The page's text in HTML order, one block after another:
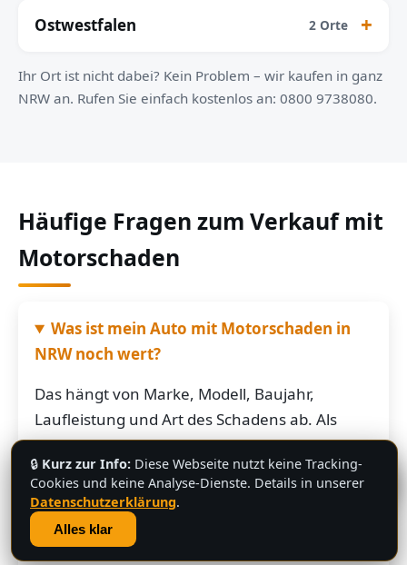
Ostwestfalen 2 Orte
Ihr Ort ist nicht dabei? Kein Problem – wir kaufen in ganz
NRW an. Rufen Sie einfach kostenlos an: 0800 9738080.
Häufige Fragen zum Verkauf mit
Motorschaden
Was ist mein Auto mit Motorschaden in
NRW noch wert?
Das hängt von Marke, Modell, Baujahr,
Laufleistung und Art des Schadens ab. Als
grobe Richtung: Fahrzeuge mit Motorschaden
bringen je nach Restwert der Karosserie und
der Teile oft noch mehrere hundert bis
mehrere tausend Euro. Schicken Sie uns die
Fahrzeugdaten – Sie bekommen von uns eine
💬
🔒 Kurz zur Info: Diese Webseite nutzt keine Tracking-
Cookies und keine Analyse-Dienste. Details in unserer
Datenschutzerklärung.
Alles klar